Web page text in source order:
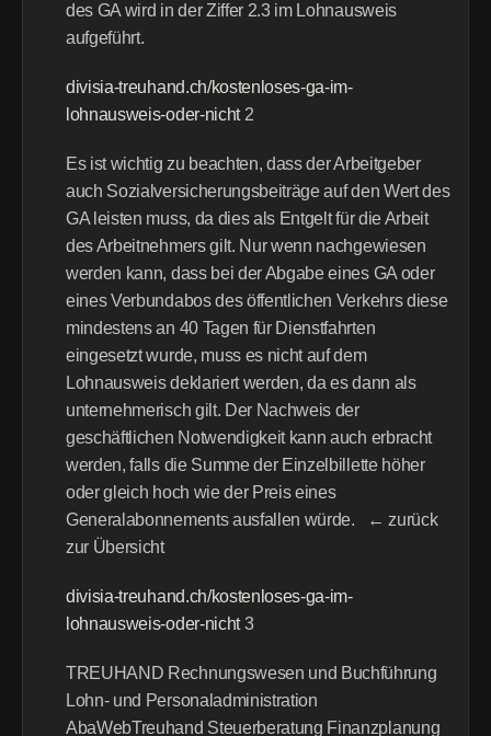
des GA wird in der Ziffer 2.3 im Lohnausweis
aufgeführt.
divisia-treuhand.ch/kostenloses-ga-im-
lohnausweis-oder-nicht 2
Es ist wichtig zu beachten, dass der Arbeitgeber
auch Sozialversicherungsbeiträge auf den Wert des
GA leisten muss, da dies als Entgelt für die Arbeit
des Arbeitnehmers gilt. Nur wenn nachgewiesen
werden kann, dass bei der Abgabe eines GA oder
eines Verbundabos des öffentlichen Verkehrs diese
mindestens an 40 Tagen für Dienstfahrten
eingesetzt wurde, muss es nicht auf dem
Lohnausweis deklariert werden, da es dann als
unternehmerisch gilt. Der Nachweis der
geschäftlichen Notwendigkeit kann auch erbracht
werden, falls die Summe der Einzelbillette höher
oder gleich hoch wie der Preis eines
Generalabonnements ausfallen würde.   ← zurück
zur Übersicht
divisia-treuhand.ch/kostenloses-ga-im-
lohnausweis-oder-nicht 3
TREUHAND Rechnungswesen und Buchführung
Lohn- und Personaladministration
AbaWebTreuhand Steuerberatung Finanzplanung